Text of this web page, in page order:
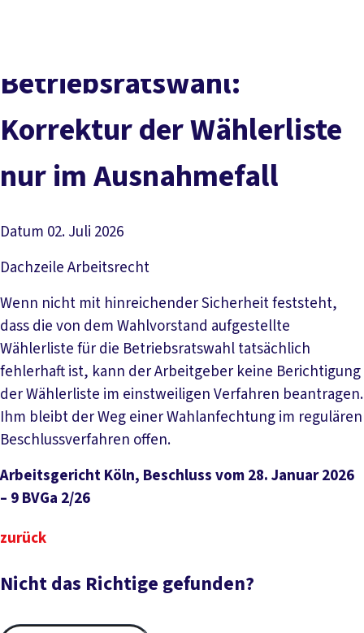
Service
Betriebsratswahl:
Korrektur der Wählerliste
nur im Ausnahmefall
Datum 02. Juli 2026
DachzeileArbeitsrecht
Wenn nicht mit hinreichender Sicherheit feststeht,
dass die von dem Wahlvorstand aufgestellte
Wählerliste für die Betriebsratswahl tatsächlich
fehlerhaft ist, kann der Arbeitgeber keine Berichtigung
der Wählerliste im einstweiligen Verfahren beantragen.
Ihm bleibt der Weg einer Wahlanfechtung im regulären
Beschlussverfahren offen.
Arbeitsgericht Köln, Beschluss vom 28. Januar 2026
– 9 BVGa 2/26
zurück
Nicht das Richtige gefunden?